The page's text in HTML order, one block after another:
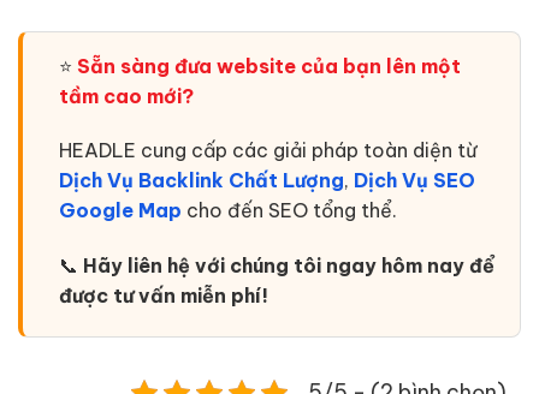
⭐ Sẵn sàng đưa website của bạn lên một
tầm cao mới?
HEADLE cung cấp các giải pháp toàn diện từ
Dịch Vụ Backlink Chất Lượng, Dịch Vụ SEO
Google Map cho đến SEO tổng thể.
📞 Hãy liên hệ với chúng tôi ngay hôm nay để
được tư vấn miễn phí!